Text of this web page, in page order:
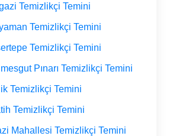
Temizlikçi Temini
Temizlikçi Temini
Temizlikçi Temini
Pınarı Temizlikçi Temini
Temizlikçi Temini
Temizlikçi Temini
Mahallesi Temizlikçi Temini